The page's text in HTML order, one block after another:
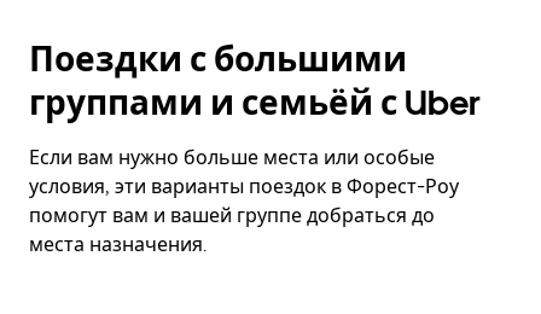
Поездки с большими
группами и семьёй с Uber
Если вам нужно больше места или особые
условия, эти варианты поездок в Форест-Роу
помогут вам и вашей группе добраться до
места назначения.